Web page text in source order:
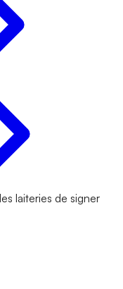
laiteries de signer